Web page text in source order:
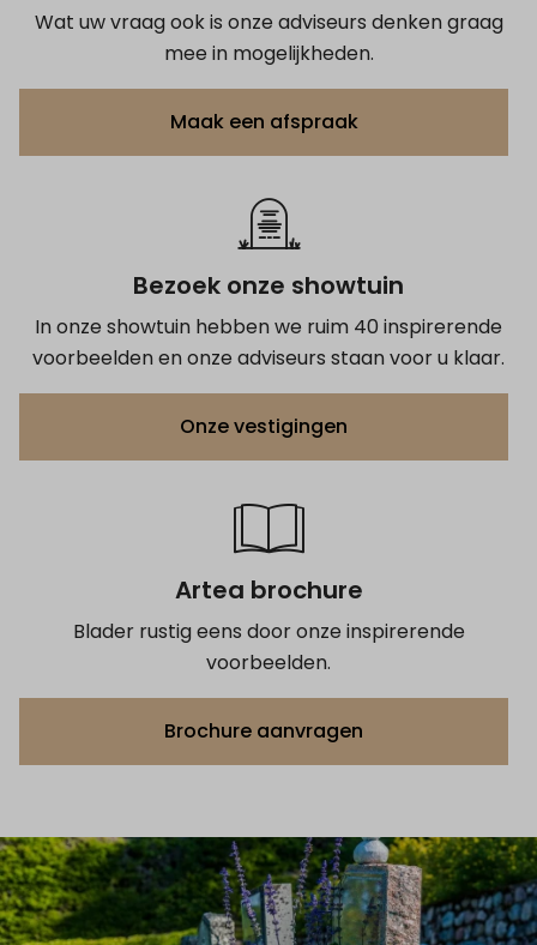
Wat uw vraag ook is onze adviseurs denken graag
mee in mogelijkheden.
Maak een afspraak
Bezoek onze showtuin
In onze showtuin hebben we ruim 40 inspirerende
voorbeelden en onze adviseurs staan voor u klaar.
Onze vestigingen
Artea brochure
Blader rustig eens door onze inspirerende
voorbeelden.
Brochure aanvragen